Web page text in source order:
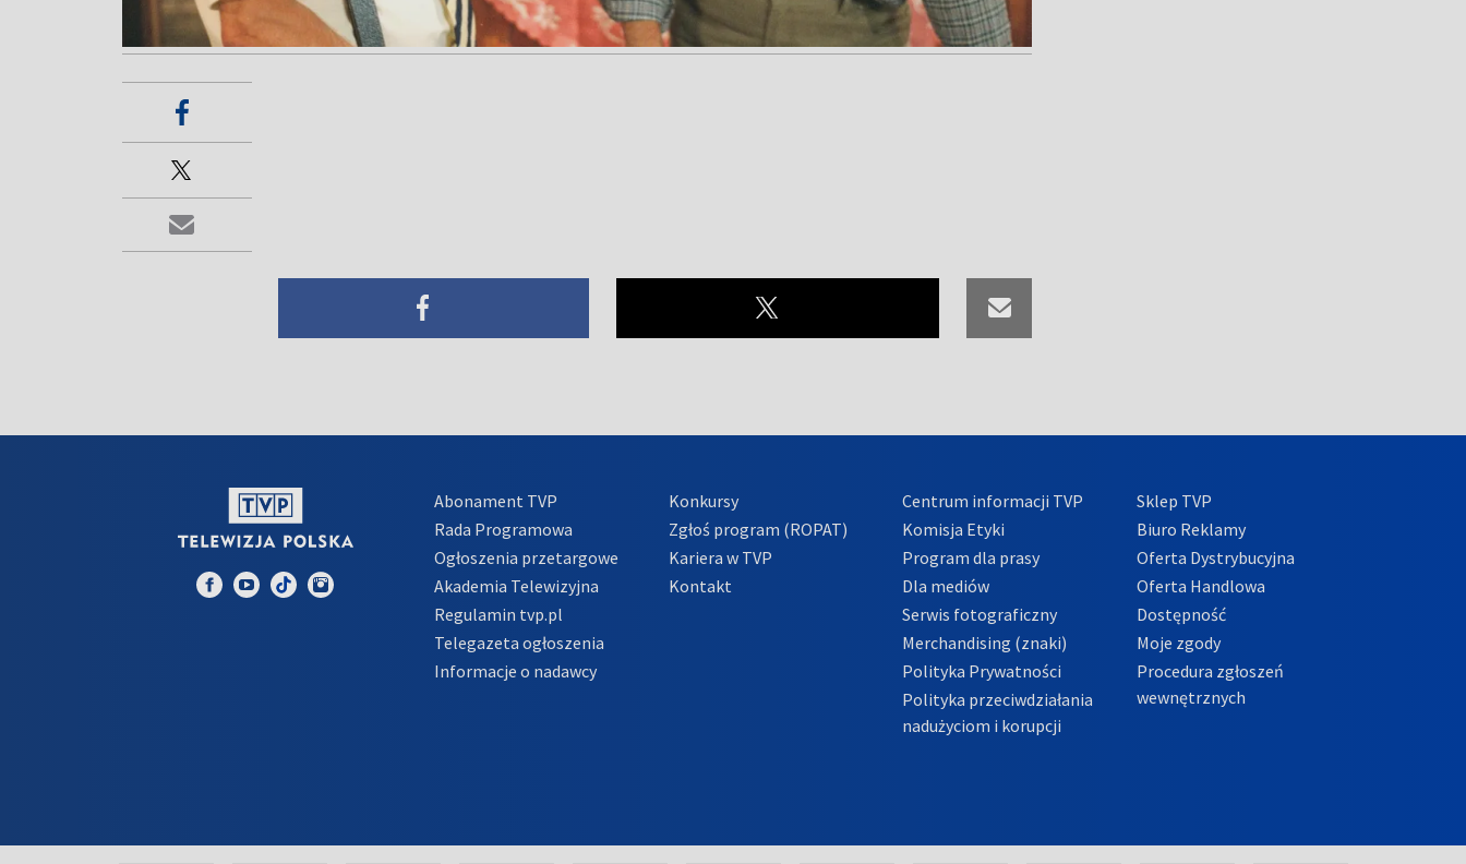
Abonament TVP
Rada Programowa
Ogłoszenia przetargowe
Akademia Telewizyjna
Regulamin tvp.pl
Telegazeta ogłoszenia
Informacje o nadawcy
Konkursy
Zgłoś program (ROPAT)
Kariera w TVP
Kontakt
Centrum informacji TVP
Komisja Etyki
Program dla prasy
Dla mediów
Serwis fotograficzny
Merchandising (znaki)
Polityka Prywatności
Polityka przeciwdziałania
nadużyciom i korupcji
Sklep TVP
Biuro Reklamy
Oferta Dystrybucyjna
Oferta Handlowa
Dostępność
Moje zgody
Procedura zgłoszeń
wewnętrznych